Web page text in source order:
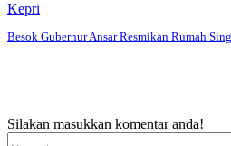
Kepri
Besok Gubernur Ansar Resmikan Rumah
Silakan masukkan komentar anda!